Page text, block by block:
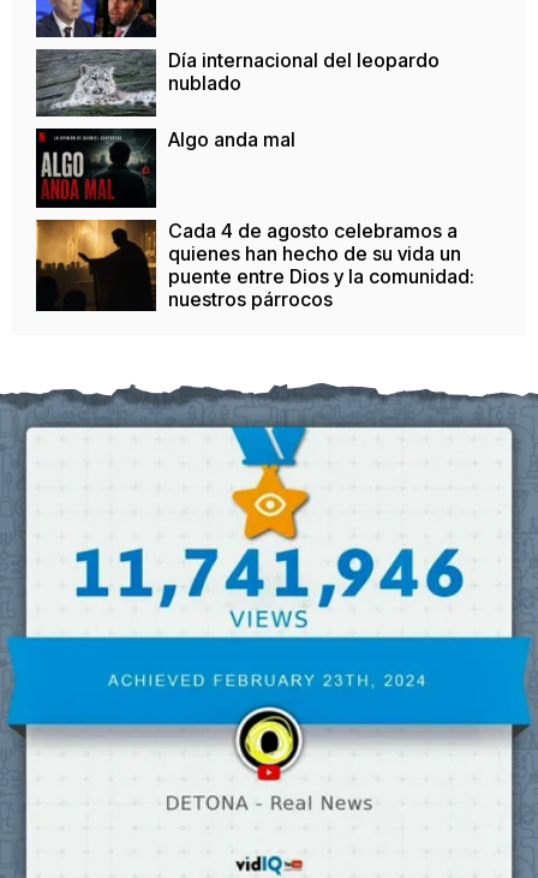
Día internacional del leopardo
nublado
Algo anda mal
Cada 4 de agosto celebramos a
quienes han hecho de su vida un
puente entre Dios y la comunidad:
nuestros párrocos